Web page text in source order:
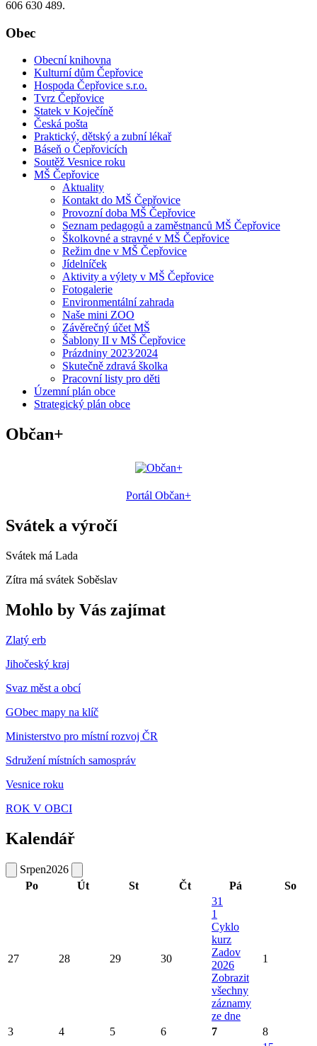
606 630 489.
Obec
Obecní knihovna
Kulturní dům Čepřovice
Hospoda Čepřovice s.r.o.
Tvrz Čepřovice
Statek v Koječíně
Česká pošta
Praktický, dětský a zubní lékař
Báseň o Čepřovicích
Soutěž Vesnice roku
MŠ Čepřovice
Aktuality
Kontakt do MŠ Čepřovice
Provozní doba MŠ Čepřovice
Seznam pedagogů a zaměstnanců MŠ Čepřovice
Školkovné a stravné v MŠ Čepřovice
Režim dne v MŠ Čepřovice
Jídelníček
Aktivity a výlety v MŠ Čepřovice
Fotogalerie
Environmentální zahrada
Naše mini ZOO
Závěrečný účet MŠ
Šablony II v MŠ Čepřovice
Prázdniny 2023⁄2024
Skutečně zdravá školka
Pracovní listy pro děti
Územní plán obce
Strategický plán obce
Občan+
Portál Občan+
Svátek a výročí
Svátek má Lada
Zítra má svátek Soběslav
Mohlo by Vás zajímat
Zlatý erb
Jihočeský kraj
Svaz měst a obcí
GObec mapy na klíč
Ministerstvo pro místní rozvoj ČR
Sdružení místních samospráv
Vesnice roku
ROK V OBCI
Kalendář
Srpen2026
Po
Út St Čt Pá So
27 28 29 30
31
1
Cyklo
kurz
Zadov
2026
Zobrazit
všechny
záznamy
ze dne
1
3 4 5 6 7 8